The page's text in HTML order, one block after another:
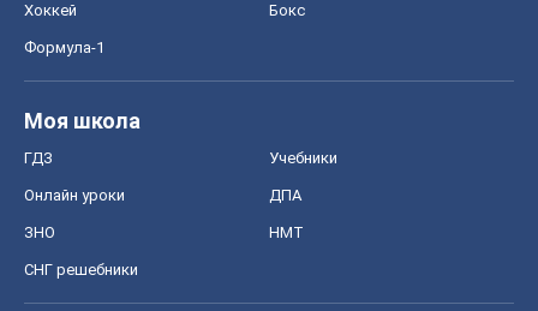
Хоккей Бокс
Формула-1
Моя школа
ГДЗ Учебники
Онлайн уроки ДПА
ЗНО НМТ
СНГ решебники